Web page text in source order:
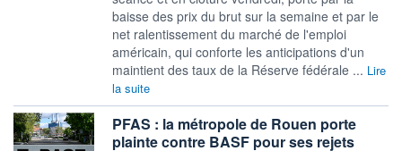
baisse des prix du brut sur la semaine et par le
net ralentissement du marché de l'emploi
américain, qui conforte les anticipations d'un
maintient des taux de la Réserve fédérale ... Lire
la suite
PFAS : la métropole de Rouen porte
plainte contre BASF pour ses rejets